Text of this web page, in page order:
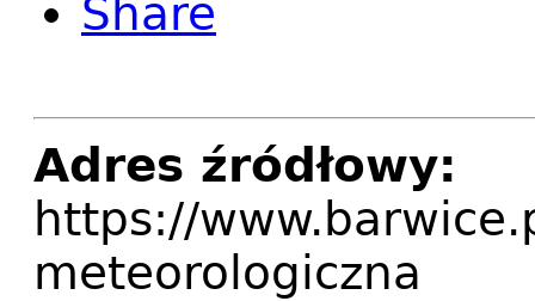
Share
Adres źródłowy:
https://
meteorologiczna